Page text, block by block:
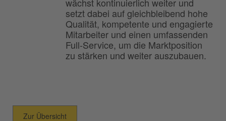
setzt dabei auf gleichbleibend hohe
Qualität, kompetente und engagierte
Mitarbeiter und einen umfassenden
Full-Service, um die Marktposition
zu stärken und weiter auszubauen.
Zur Übersicht